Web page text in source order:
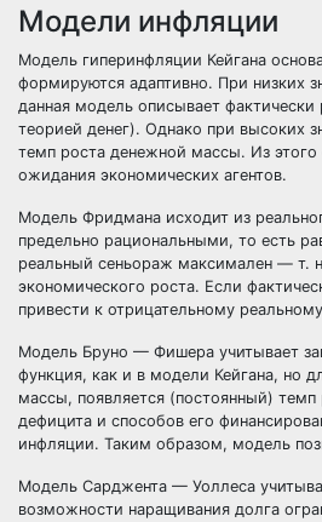
Модели инфляции
Модель гиперинфляции Кейгана
формируются адаптивно. При низких
данная модель описывает
теорией денег). Однако при высоких
темп роста денежной массы. Из
ожидания экономических агентов.
Модель Фридмана исходит из
предельно рациональными, то есть
реальный сеньораж максимален — т.
экономического роста. Если
привести к отрицательному
Модель Бруно — Фишера учитывает
функция, как и в модели Кейгана, но
массы, появляется (постоянный)
дефицита и способов его
инфляции. Таким образом, модель
Модель Сарджента — Уоллеса
возможности наращивания долга